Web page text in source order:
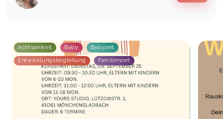
Achtsamkeit Baby Babyzeit
Entwicklungsbegleitung Familienzeit